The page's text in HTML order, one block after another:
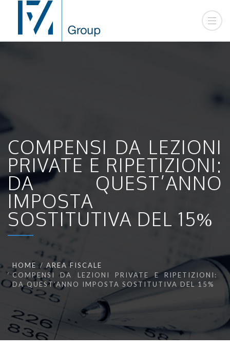
COMPENSI DA LEZIONI
PRIVATE E RIPETIZIONI:
DA QUEST’ANNO
IMPOSTA
SOSTITUTIVA DEL 15%
HOME
AREA FISCALE
COMPENSI DA LEZIONI PRIVATE E RIPETIZIONI:
DA QUEST’ANNO IMPOSTA SOSTITUTIVA DEL 15%